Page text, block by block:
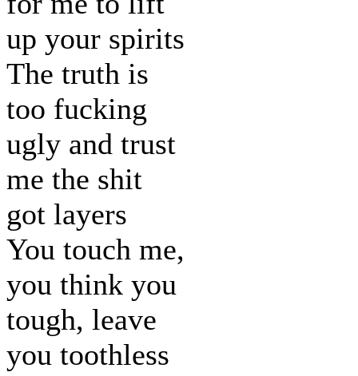
up your spirits
The truth is
too fucking
ugly and trust
me the shit
got layers
You touch me,
you think you
tough, leave
you toothless